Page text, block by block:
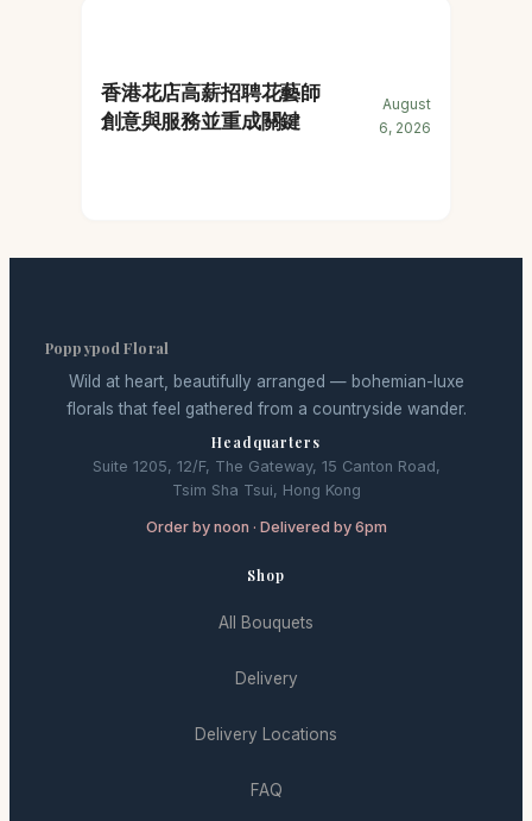
香港花店高薪招聘花藝師
創意與服務並重成關鍵
August
6, 2026
Poppypod Floral
Wild at heart, beautifully arranged — bohemian-luxe
florals that feel gathered from a countryside wander.
Headquarters
Suite 1205, 12/F, The Gateway, 15 Canton Road,
Tsim Sha Tsui, Hong Kong
Order by noon · Delivered by 6pm
Shop
All Bouquets
Delivery
Delivery Locations
FAQ